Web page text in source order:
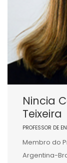
Nincia
Teixeira
PROFESSOR DE
Membro do
Argentina-